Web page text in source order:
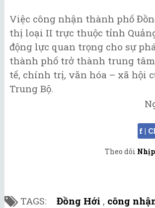
Việc công nhận thành phố
thị loại II trực thuộc tỉnh
động lực quan trọng cho sự
thành phố trở thành trung
tế, chính trị, văn hóa – xã hội
Trung Bộ.
f |
Theo dõi
TAGS: Đồng Hới , công